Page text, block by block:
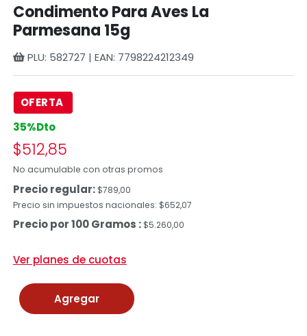
Condimento Para Aves La
Parmesana 15g
PLU: 582727 | EAN: 7798224212349
OFERTA
35%Dto
$512,85
No acumulable con otras promos
Precio regular:$789,00
Precio sin impuestos nacionales: $652,07
Precio por 100 Gramos : $5.260,00
Ver planes de cuotas
Agregar